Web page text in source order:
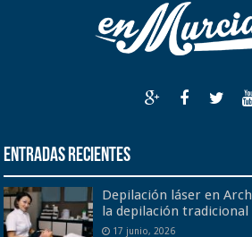
Entradas recientes
Depilación láser en
la depilación tradicional
17 junio, 2026